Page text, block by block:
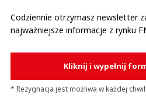
Codziennie otrzymasz newsletter
najważniejsze informacje z rynku
Kliknij i wypełnij
* Rezygnacja jest możliwa w każdej